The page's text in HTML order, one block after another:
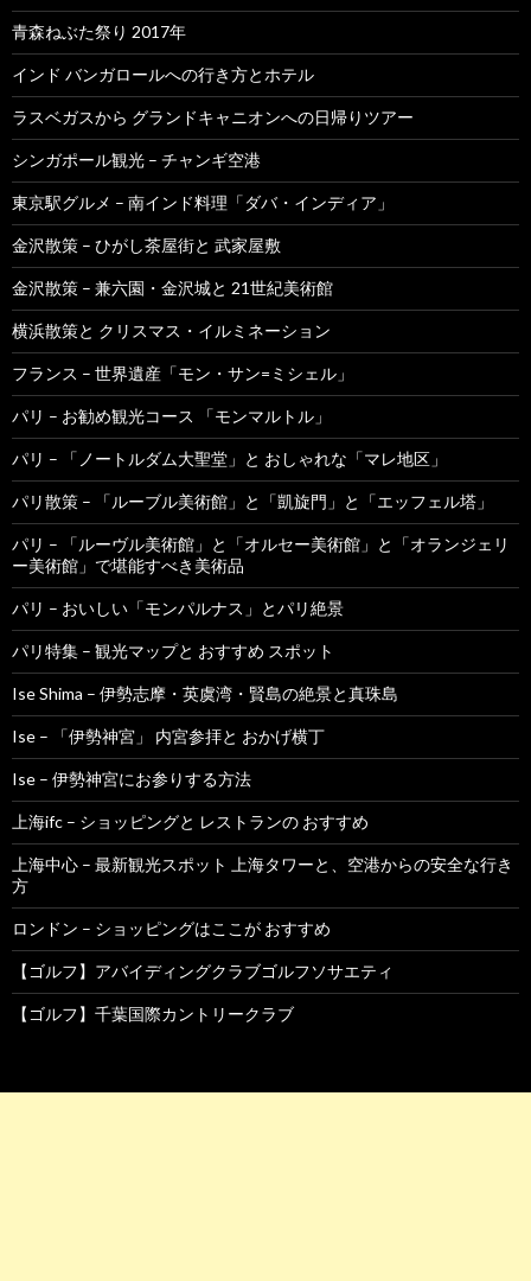
青森ねぶた祭り 2017年
インド バンガロールへの行き方とホテル
ラスベガスから グランドキャニオンへの日帰りツアー
シンガポール観光 – チャンギ空港
東京駅グルメ – 南インド料理「ダバ・インディア」
金沢散策 – ひがし茶屋街と 武家屋敷
金沢散策 – 兼六園・金沢城と 21世紀美術館
横浜散策と クリスマス・イルミネーション
フランス – 世界遺産「モン・サン=ミシェル」
パリ – お勧め観光コース 「モンマルトル」
パリ – 「ノートルダム大聖堂」と おしゃれな「マレ地区」
パリ散策 – 「ルーブル美術館」と「凱旋門」と「エッフェル塔」
パリ – 「ルーヴル美術館」と「オルセー美術館」と「オランジェリ
ー美術館」で堪能すべき美術品
パリ – おいしい「モンパルナス」とパリ絶景
パリ特集 – 観光マップと おすすめ スポット
Ise Shima – 伊勢志摩・英虞湾・賢島の絶景と真珠島
Ise – 「伊勢神宮」 内宮参拝と おかげ横丁
Ise – 伊勢神宮にお参りする方法
上海ifc – ショッピングと レストランの おすすめ
上海中心 – 最新観光スポット 上海タワーと、空港からの安全な行き
方
ロンドン – ショッピングはここが おすすめ
【ゴルフ】アバイディングクラブゴルフソサエティ
【ゴルフ】千葉国際カントリークラブ